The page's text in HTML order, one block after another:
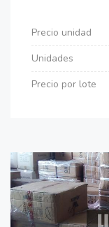
Precio unidad
Unidades
Precio por lote